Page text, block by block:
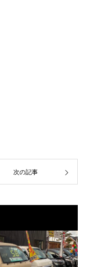
次の記事